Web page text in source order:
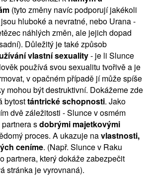
(tyto změny navíc podporují jakékoli
hluboké a nevratné, nebo Urana -
náhlých změn, ale jejich dopad
Důležitý je také způsob
vlastní sexuality- je li Slunce
používá svou sexualitu tvořivě a je
v opačném případě jí může spíše
mohou být destruktivní. Dokážeme zde
bytosttántrické schopnosti. Jako
dvě záležitosti - Slunce v osmém
sdobrými majetkovými
proces. A ukazuje navlastnosti,
ceníme. (Např. Slunce v Raku
partnera, který dokáže zabezpečit
stránka je vyrovnaná).